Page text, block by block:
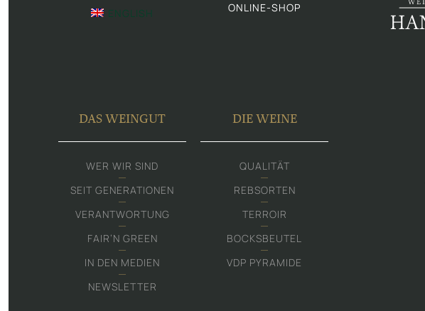
ENGLISH ONLINE-SHOP
DAS WEINGUT
WER WIR SIND
SEIT GENERATIONEN
VERANTWORTUNG
FAIR‘N GREEN
IN DEN MEDIEN
NEWSLETTER
DIE WEINE
QUALITÄT
REBSORTEN
TERROIR
BOCKSBEUTEL
VDP PYRAMIDE